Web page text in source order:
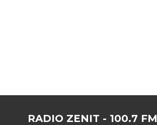
RADIO ZENIT - 100.7 FM